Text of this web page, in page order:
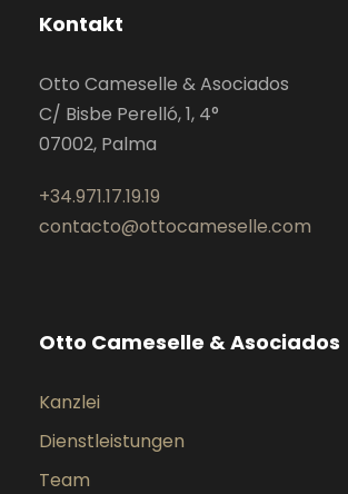
Kontakt
Otto Cameselle & Asociados
C/ Bisbe Perelló, 1, 4°
07002, Palma
+34.971.17.19.19
contacto@ottocameselle.com
Otto Cameselle & Asociados
Kanzlei
Dienstleistungen
Team